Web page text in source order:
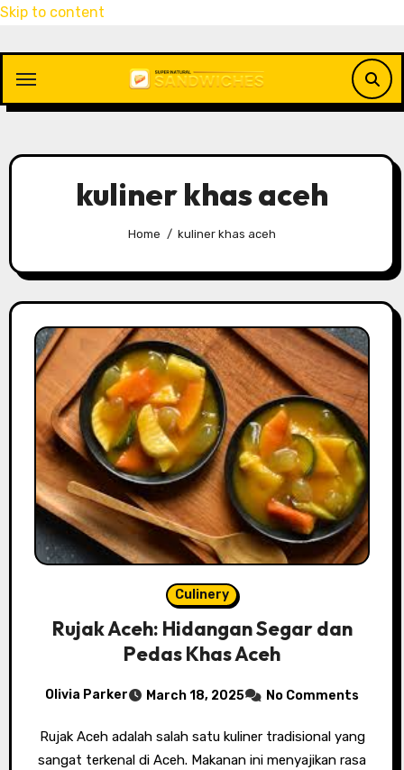
Skip to content
kuliner khas aceh
Home kuliner khas aceh
Culinery
Rujak Aceh: Hidangan Segar dan
Pedas Khas Aceh
Olivia Parker March 18, 2025 No Comments
Rujak Aceh adalah salah satu kuliner tradisional yang
sangat terkenal di Aceh. Makanan ini menyajikan rasa